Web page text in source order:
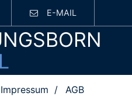
E-MAIL
Impressum AGB